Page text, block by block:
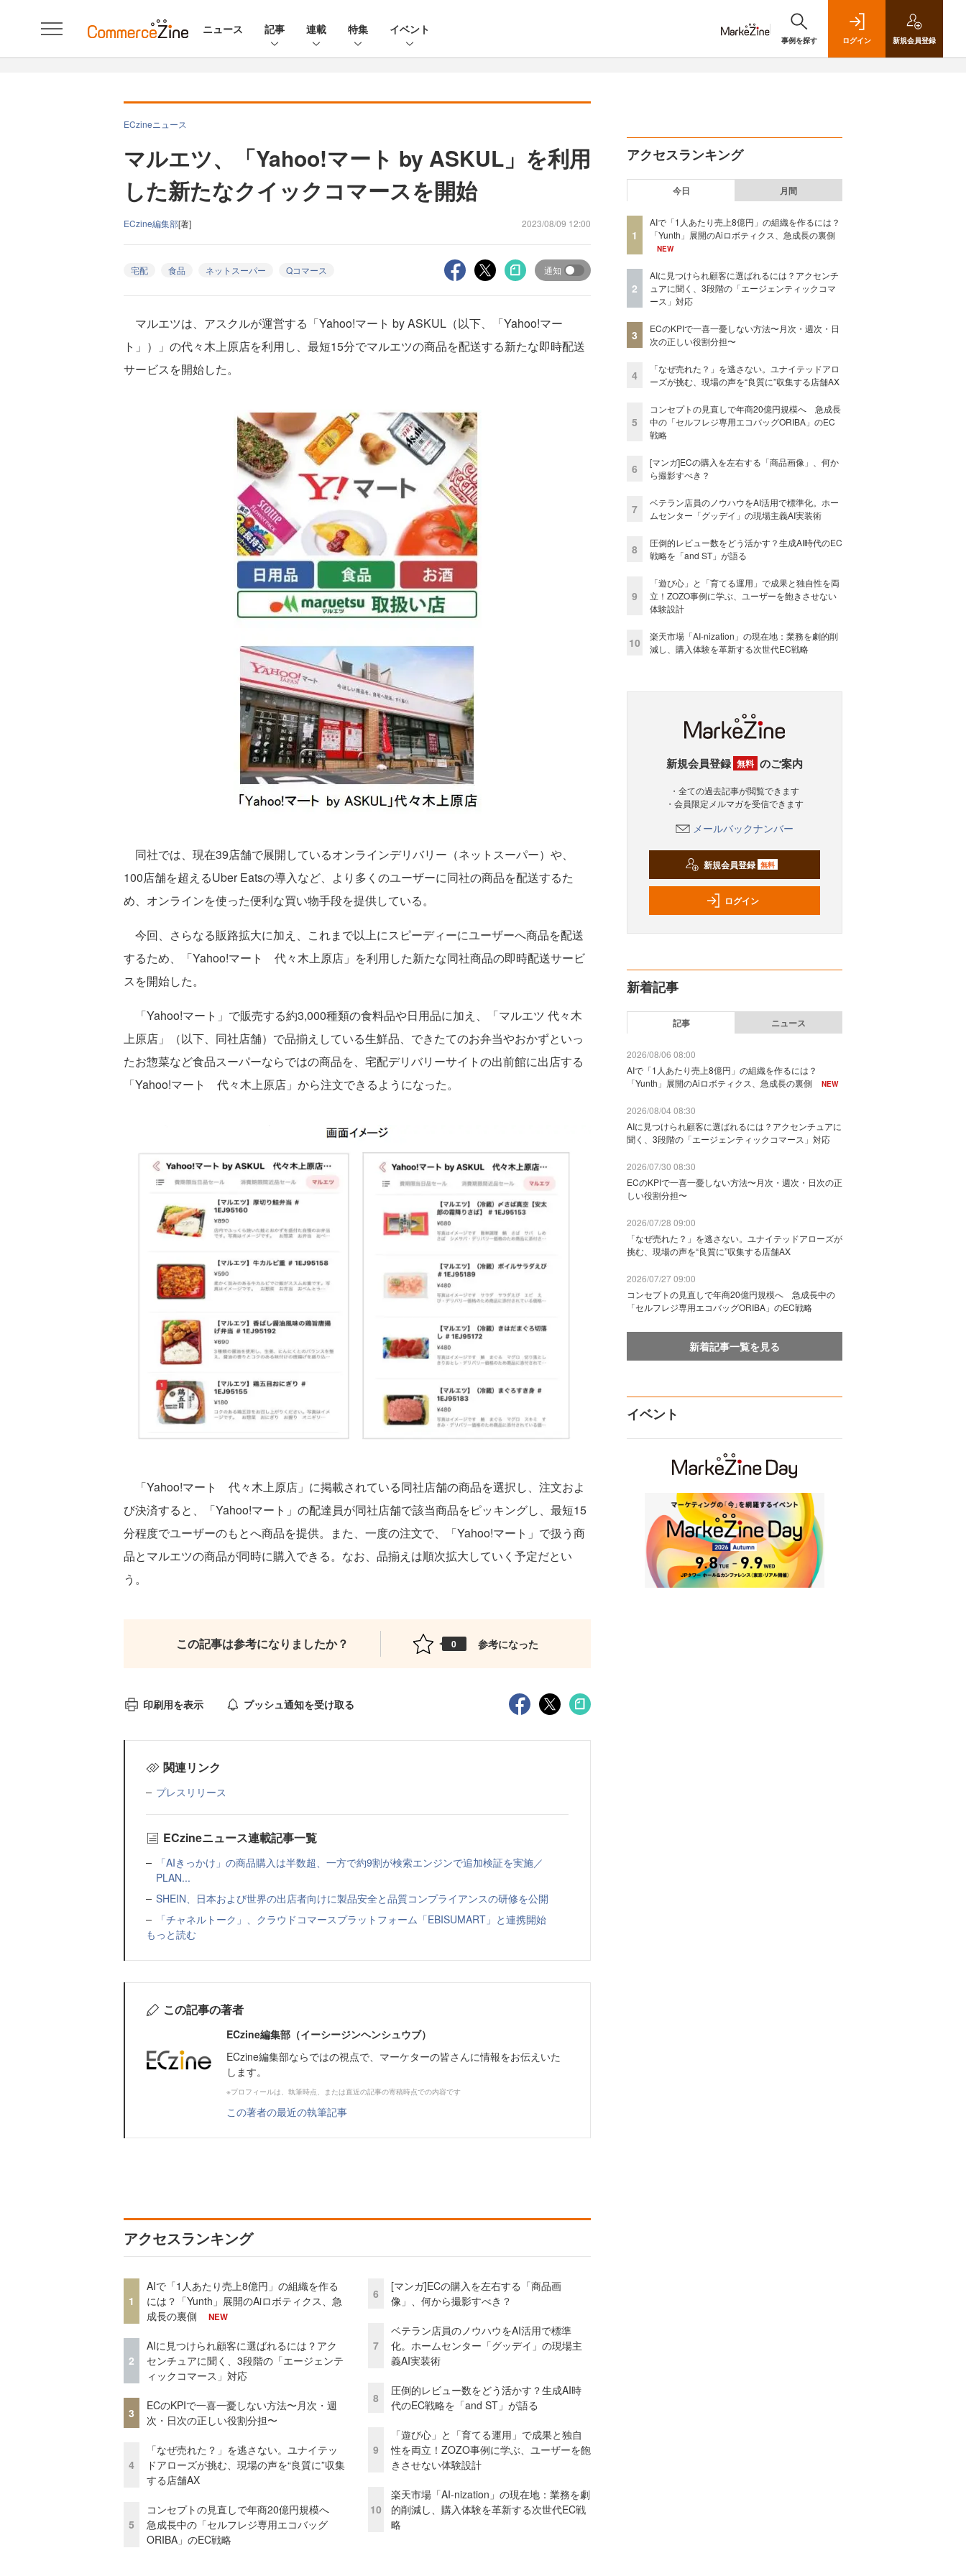
ニュース 記事 連載 特集 イベント
事例を探す ログイン 新規会員登録
ECzineニュース
マルエツ、「Yahoo!マート by ASKUL」を利用
した新たなクイックコマースを開始
ECzine編集部[著] 2023/08/09 12:00
宅配 食品 ネットスーパー Qコマース 通知
マルエツは、アスクルが運営する「Yahoo!マート by ASKUL（以下、「Yahoo!マー
ト」）」の代々木上原店を利用し、最短15分でマルエツの商品を配送する新たな即時配送
サービスを開始した。
同社では、現在39店舗で展開しているオンラインデリバリー（ネットスーパー）や、
100店舗を超えるUber Eatsの導入など、より多くのユーザーに同社の商品を配送するた
め、オンラインを使った便利な買い物手段を提供している。
今回、さらなる販路拡大に加え、これまで以上にスピーディーにユーザーへ商品を配送
するため、「Yahoo!マート 代々木上原店」を利用した新たな同社商品の即時配送サービ
スを開始した。
「Yahoo!マート」で販売する約3,000種類の食料品や日用品に加え、「マルエツ 代々木
上原店」（以下、同社店舗）で品揃えしている生鮮品、できたてのお弁当やおかずといっ
たお惣菜など食品スーパーならではの商品を、宅配デリバリーサイトの出前館に出店する
「Yahoo!マート 代々木上原店」から注文できるようになった。
「Yahoo!マート 代々木上原店」に掲載されている同社店舗の商品を選択し、注文およ
び決済すると、「Yahoo!マート」の配達員が同社店舗で該当商品をピッキングし、最短15
分程度でユーザーのもとへ商品を提供。また、一度の注文で、「Yahoo!マート」で扱う商
品とマルエツの商品が同時に購入できる。なお、品揃えは順次拡大していく予定だとい
う。
この記事は参考になりましたか？ 0 参考になった
印刷用を表示 プッシュ通知を受け取る
関連リンク
プレスリリース
ECzineニュース連載記事一覧
「AIきっかけ」の商品購入は半数超、一方で約9割が検索エンジンで追加検証を実施／
PLAN...
SHEIN、日本および世界の出店者向けに製品安全と品質コンプライアンスの研修を公開
「チャネルトーク」、クラウドコマースプラットフォーム「EBISUMART」と連携開始
もっと読む
この記事の著者
ECzine編集部（イーシージンヘンシュウブ）
ECzine編集部ならではの視点で、マーケターの皆さんに情報をお伝えいた
します。
※プロフィールは、執筆時点、または直近の記事の寄稿時点での内容です
この著者の最近の執筆記事
アクセスランキング
1
AIで「1人あたり売上8億円」の組織を作る
には？「Yunth」展開のAiロボティクス、急
成長の裏側
NEW
2
AIに見つけられ顧客に選ばれるには？アク
センチュアに聞く、3段階の「エージェンテ
ィックコマース」対応
3
ECのKPIで一喜一憂しない方法〜月次・週
次・日次の正しい役割分担〜
4
「なぜ売れた？」を逃さない。ユナイテッ
ドアローズが挑む、現場の声を“良質に”収集
する店舗AX
5
コンセプトの見直しで年商20億円規模へ
急成長中の「セルフレジ専用エコバッグ
ORIBA」のEC戦略
6
[マンガ]ECの購入を左右する「商品画
像」、何から撮影すべき？
7
ベテラン店員のノウハウをAI活用で標準
化。ホームセンター「グッデイ」の現場主
義AI実装術
8
圧倒的レビュー数をどう活かす？生成AI時
代のEC戦略を「and ST」が語る
9
「遊び心」と「育てる運用」で成果と独自
性を両立！ZOZO事例に学ぶ、ユーザーを飽
きさせない体験設計
10
楽天市場「AI-nization」の現在地：業務を劇
的削減し、購入体験を革新する次世代EC戦
略
アクセスランキング
今日 月間
1
AIで「1人あたり売上8億円」の組織を作るには？
「Yunth」展開のAiロボティクス、急成長の裏側
NEW
2
AIに見つけられ顧客に選ばれるには？アクセンチ
ュアに聞く、3段階の「エージェンティックコマ
ース」対応
3
ECのKPIで一喜一憂しない方法〜月次・週次・日
次の正しい役割分担〜
4
「なぜ売れた？」を逃さない。ユナイテッドアロ
ーズが挑む、現場の声を“良質に”収集する店舗AX
5
コンセプトの見直しで年商20億円規模へ 急成長
中の「セルフレジ専用エコバッグORIBA」のEC
戦略
6
[マンガ]ECの購入を左右する「商品画像」、何か
ら撮影すべき？
7
ベテラン店員のノウハウをAI活用で標準化。ホー
ムセンター「グッデイ」の現場主義AI実装術
8
圧倒的レビュー数をどう活かす？生成AI時代のEC
戦略を「and ST」が語る
9
「遊び心」と「育てる運用」で成果と独自性を両
立！ZOZO事例に学ぶ、ユーザーを飽きさせない
体験設計
10
楽天市場「AI-nization」の現在地：業務を劇的削
減し、購入体験を革新する次世代EC戦略
新規会員登録 無料 のご案内
・全ての過去記事が閲覧できます
・会員限定メルマガを受信できます
メールバックナンバー
新規会員登録 無料
ログイン
新着記事
記事 ニュース
2026/08/06 08:00
AIで「1人あたり売上8億円」の組織を作るには？
「Yunth」展開のAiロボティクス、急成長の裏側
NEW
2026/08/04 08:30
AIに見つけられ顧客に選ばれるには？アクセンチュアに
聞く、3段階の「エージェンティックコマース」対応
2026/07/30 08:30
ECのKPIで一喜一憂しない方法〜月次・週次・日次の正
しい役割分担〜
2026/07/28 09:00
「なぜ売れた？」を逃さない。ユナイテッドアローズが
挑む、現場の声を“良質に”収集する店舗AX
2026/07/27 09:00
コンセプトの見直しで年商20億円規模へ 急成長中の
「セルフレジ専用エコバッグORIBA」のEC戦略
新着記事一覧を見る
イベント